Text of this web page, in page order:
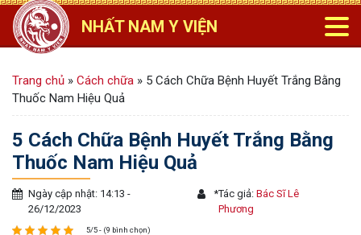
NHẤT NAM Y VIỆN
Trang chủ » Cách chữa » 5 Cách Chữa Bệnh Huyết Trắng Bằng
Thuốc Nam Hiệu Quả
5 Cách Chữa Bệnh Huyết Trắng Bằng
Thuốc Nam Hiệu Quả
Ngày cập nhật: 14:13 -
26/12/2023
*Tác giả:Bác Sĩ Lê
Phương
5/5 - (9 bình chọn)